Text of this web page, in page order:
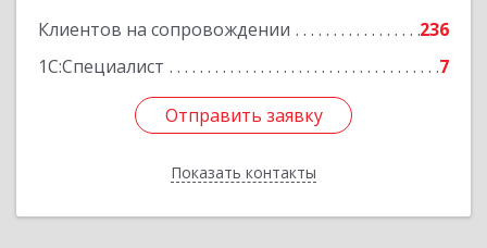
Клиентов на сопровождении
236
1С:Специалист
7
Отправить заявку
Показать контакты
Отправить заявку
Назад